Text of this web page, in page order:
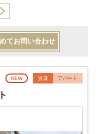
てお問い合わせ
NEW 賃貸 アパート